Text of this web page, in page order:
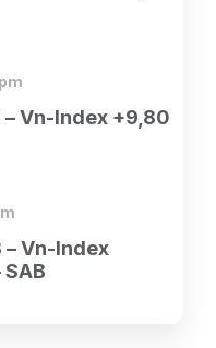
– Vn-Index +9,80
– Vn-Index